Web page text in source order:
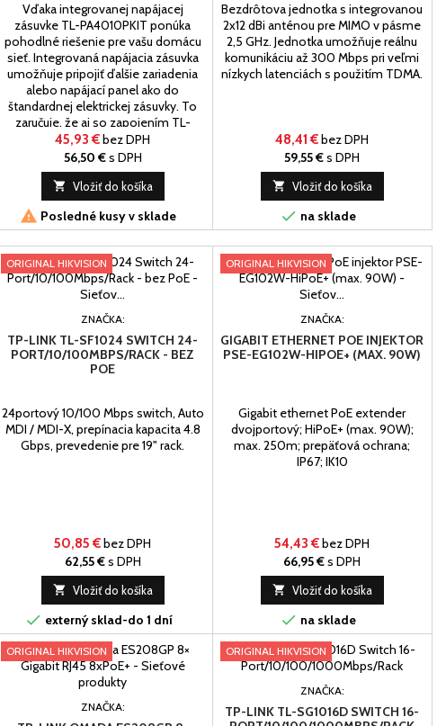
Vďaka integrovanej napájacej
zásuvke TL-PA4010PKIT ponúka
pohodlné riešenie pre vašu domácu
sieť. Integrovaná napájacia zásuvka
umožňuje pripojiť ďalšie zariadenia
alebo napájací panel ako do
štandardnej elektrickej zásuvky. To
zaručuje, že aj so zapojením TL-
PA4010PKIT bude využitá každá
elektrická zásuvka
45,93 €bez DPH
56,50 €s DPH
 Vložiť do košíka
 Posledné kusy v sklade
Bezdrôtova jednotka s integrovanou
2x12 dBi anténou pre MIMO v pásme
2,5 GHz. Jednotka umožňuje reálnu
komunikáciu až 300 Mbps pri veľmi
nízkych latenciách s použitím TDMA.
48,41 €bez DPH
59,55 €s DPH
 Vložiť do košíka
 na sklade
ORIGINAL HIKVISION
ZNAČKA:
TP-LINK TL-SF1024 SWITCH 24-
PORT/10/100MBPS/RACK - BEZ
POE
24portový 10/100 Mbps switch, Auto
MDI / MDI-X, prepínacia kapacita 4.8
Gbps, prevedenie pre 19" rack.
50,85 €bez DPH
62,55 €s DPH
 Vložiť do košíka
 externý sklad-do 1 dní
ORIGINAL HIKVISION
ZNAČKA:
GIGABIT ETHERNET POE INJEKTOR
PSE-EG102W-HIPOE+ (MAX. 90W)
Gigabit ethernet PoE extender
dvojportový; HiPoE+ (max. 90W);
max. 250m; prepäťová ochrana;
IP67; IK10
54,43 €bez DPH
66,95 €s DPH
 Vložiť do košíka
 na sklade
ORIGINAL HIKVISION
ZNAČKA:
ORIGINAL HIKVISION
ZNAČKA:
TP-LINK TL-SG1016D SWITCH 16-